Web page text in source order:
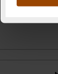
Abs.1a
zu